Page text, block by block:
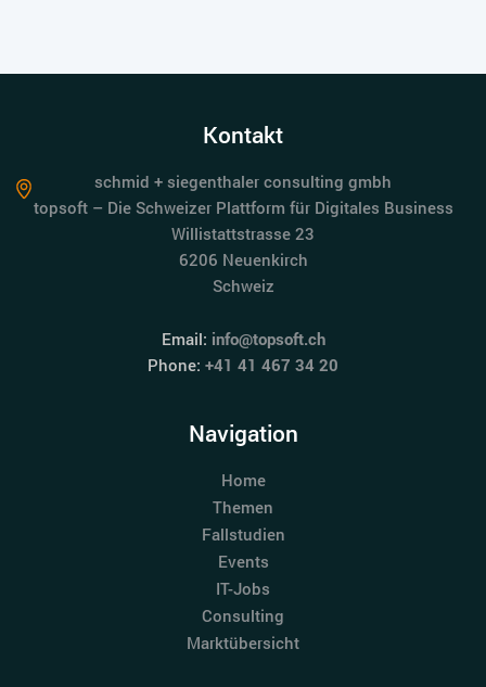
Kontakt
schmid + siegenthaler consulting gmbh
topsoft – Die Schweizer Plattform für Digitales Business
Willistattstrasse 23
6206 Neuenkirch
Schweiz
Email: info@topsoft.ch
Phone: +41 41 467 34 20
Navigation
Home
Themen
Fallstudien
Events
IT-Jobs
Consulting
Marktübersicht